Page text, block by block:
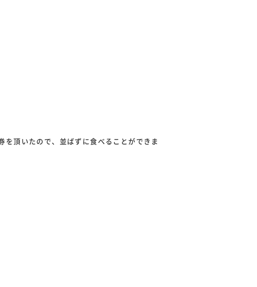
頂いたので、並ばずに食べることができま